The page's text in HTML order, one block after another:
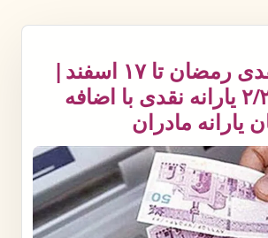
واریز یارانه نقدی رمضان تا ۱۷ اسفند |
واریز ۲/۲۶۰/۰۰۰ یارانه نقدی با اضافه